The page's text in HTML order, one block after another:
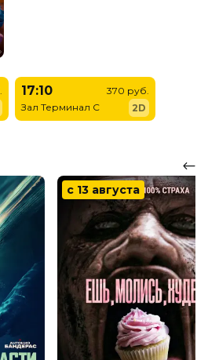
17:10
Зал Терминал C
370 руб.
2D
с 13 августа